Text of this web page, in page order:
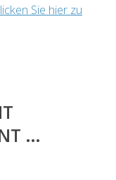
Sie hier zu
…